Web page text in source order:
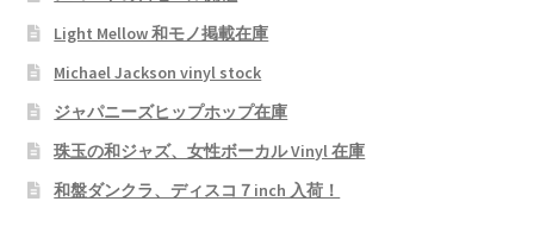
Light Mellow 和モノ掲載在庫
Michael Jackson vinyl stock
ジャパニーズヒップホップ在庫
珠玉の和ジャズ、女性ボーカル Vinyl 在庫
和盤ダンクラ、ディスコ７inch 入荷！